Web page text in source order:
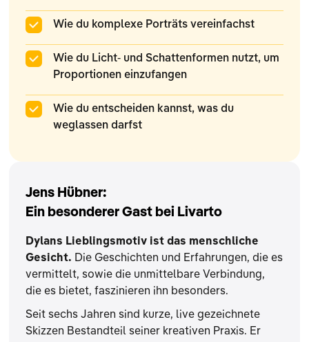
Wie du komplexe Porträts vereinfachst
Wie du Licht- und Schattenformen nutzt, um
Proportionen einzufangen
Wie du entscheiden kannst, was du
weglassen darfst
Jens Hübner:
Ein besonderer Gast bei Livarto
Dylans Lieblingsmotiv ist das menschliche
Gesicht. Die Geschichten und Erfahrungen, die es
vermittelt, sowie die unmittelbare Verbindung,
die es bietet, faszinieren ihn besonders.
Seit sechs Jahren sind kurze, live gezeichnete
Skizzen Bestandteil seiner kreativen Praxis. Er